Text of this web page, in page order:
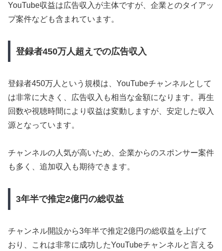
YouTube収益は広告収入が主体ですが、企業とのタイアッ
プ案件なども含まれています。
登録者450万人超えでの広告収入
登録者450万人という規模は、YouTubeチャンネルとして
は非常に大きく、広告収入も相当な金額になります。再生
回数や視聴時間により収益は変動しますが、安定した収入
源となっています。
チャンネルの人気が高いため、企業からのスポンサー案件
も多く、追加収入も期待できます。
3年半で推定2億円の総収益
チャンネル開設から3年半で推定2億円の総収益を上げて
おり、これは非常に成功したYouTubeチャンネルと言える